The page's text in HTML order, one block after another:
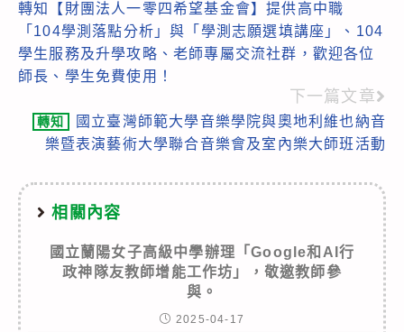
more
articles
轉知【財團法人一零四希望基金會】提供高中職
「104學測落點分析」與「學測志願選填講座」、104
學生服務及升學攻略、老師專屬交流社群，歡迎各位
師長、學生免費使用！
下一篇文章
轉知
國立臺灣師範大學音樂學院與奧地利維也納音
樂暨表演藝術大學聯合音樂會及室內樂大師班活動
相關內容
國立蘭陽女子高級中學辦理「Google和AI行
政神隊友教師增能工作坊」，敬邀教師參
與。
2025-04-17